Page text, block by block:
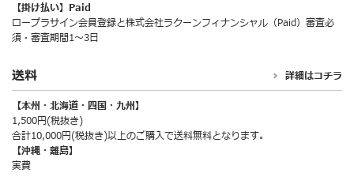
【掛け払い】Paid
ロープラサイン会員登録と株式会社ラクーンフィナンシャル（Paid）審査必
須・審査期間1～3日
送料 詳細はコチラ
【本州・北海道・四国・九州】
1,500円(税抜き)
合計10,000円(税抜き)以上のご購入で送料無料となります。
【沖縄・離島】
実費